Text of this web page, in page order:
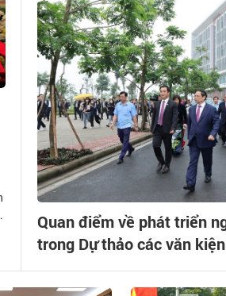
Quan điểm về phát triển
trong Dự thảo các văn